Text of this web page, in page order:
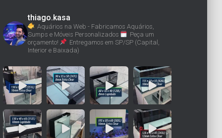
thiago.kasa
Aquários na Web - Fabricamos Aquários,
Sumps e Móveis Personalizados
Peça um
orçamento!
Entregamos em SP/SP (Capital,
Interior e Baixada)